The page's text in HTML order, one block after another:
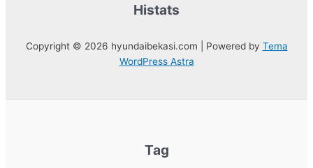
Histats
Copyright © 2026 hyundaibekasi.com | Powered by Tema
WordPress Astra
Tag